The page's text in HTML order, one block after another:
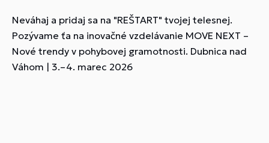
Neváhaj a pridaj sa na "REŠTART" tvojej telesnej.
Pozývame ťa na inovačné vzdelávanie MOVE NEXT –
Nové trendy v pohybovej gramotnosti. Dubnica nad
Váhom | 3.–4. marec 2026